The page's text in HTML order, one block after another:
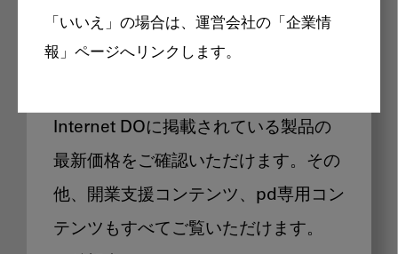
「いいえ」の場合は、運営会社の「企業情
報」ページへリンクします。
製品価格も閲覧可能
Internet DOに掲載されている製品の
最新価格をご確認いただけます。その
他、開業支援コンテンツ、pd専用コン
テンツもすべてご覧いただけます。